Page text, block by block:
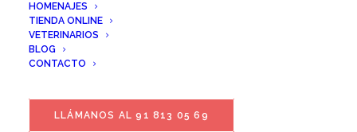
HOMENAJES
TIENDA ONLINE
VETERINARIOS
BLOG
CONTACTO
LLÁMANOS AL 91 813 05 69